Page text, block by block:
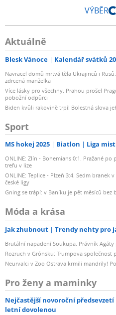
VÝBĚR
Aktuálně
Blesk Vánoce Kalendář svátků
Navracel domů mrtvá těla Ukrajinců i
zdrcená manželka
Více lásky pro všechny. Prahou prošel
pobožní odpůrci
Biden kvůli rakovině trpí! Bolestná slova
Sport
MS hokej 2025 Biatlon Liga
ONLINE: Zlín - Bohemians 0:1. Pražané
trefu v lize
ONLINE: Teplice - Plzeň 3:4. Sedm
české ligy
Gning se trápí: v Baníku je pět měsíců
Móda a krása
Jak zhubnout Trendy nehty pro
Brutální napadení Soukupa. Právník
Rozruch v Grónsku: Trumpova
Neurvalci v Zoo Ostrava krmili mandrily!
Pro ženy a maminky
Nejčastější novoroční předsevzetí
letní dovolenou